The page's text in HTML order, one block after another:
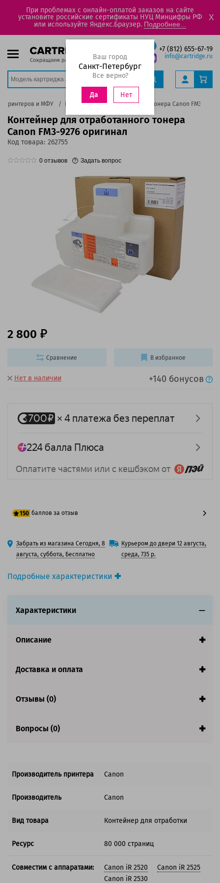
При проблемах с онлайн-оплатой заказов на сайте
установите российские сертификаты НУЦ Минцифры РФ
или используйте Яндекс.Браузер. Подробнее...
X
+7 (812) 655-67-19
info@cartridge.ru
Ваш город
Санкт-Петербург
Все верно?
Да Нет
принтеров и МФУ Контейнер для отработанного тонера Canon FM3-9276
Контейнер для отработанного тонера
Canon FM3-9276 оригинал
Код товара: 262755
0 отзывов Задать вопрос
Подробные характеристики
Вид товара:Контейнер для отработки
Нет в наличии +140 бонусов
2 800
150 баллов за отзыв
125 баллов
150 баллов
Забрать из магазина Сегодня, 8
августа, суббота, Бесплатно
Курьером до двери 12 августа,
среда, 735 р.
Сравнение В избранное
Характеристики
Описание
Доставка и оплата
Отзывы (0)
Вопросы (0)
Производитель принтера Canon
Производитель Canon
Вид товара Контейнер для отработки
Ресурс 80 000 страниц
Совместим с аппаратами: Canon iR 2520
Canon iR 2525
Canon iR 2530